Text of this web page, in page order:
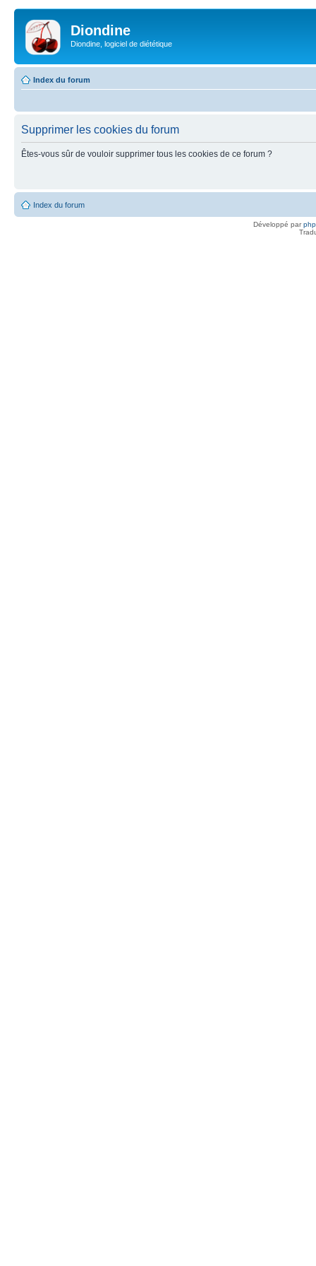
Diondine
Diondine, logiciel de diététique
Index du forum
Supprimer les cookies du forum
Êtes-vous sûr de vouloir supprimer tous les cookies de ce forum ?
Index du forum
Développé par